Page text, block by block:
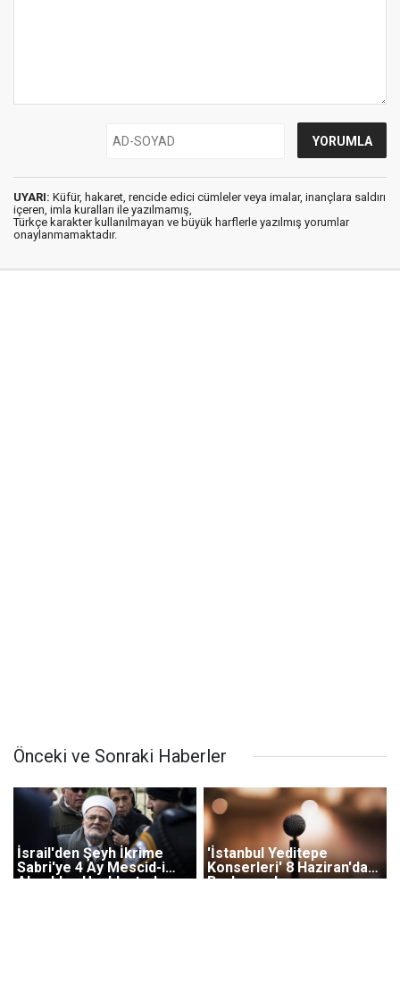
UYARI: Küfür, hakaret, rencide edici cümleler veya imalar, inançlara saldırı
içeren, imla kuralları ile yazılmamış,
Türkçe karakter kullanılmayan ve büyük harflerle yazılmış yorumlar
onaylanmamaktadır.
Önceki ve Sonraki Haberler
İsrail'den Şeyh İkrime
Sabri'ye 4 Ay Mescid-i
Aksa'dan Uzaklaştırılma
'İstanbul Yeditepe
Konserleri' 8 Haziran'da
Başlayacak